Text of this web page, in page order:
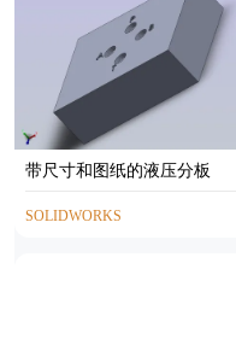
带尺寸和图纸的液压分板
SOLIDWORKS